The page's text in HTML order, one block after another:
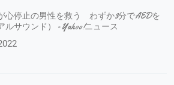
心停止の男性を救う わずか3分でAEDを
ルサウンド） - Yahoo!ニュース